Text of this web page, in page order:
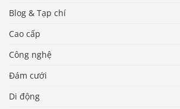
Blog & Tạp chí
Cao cấp
Công nghệ
Đám cưới
Di động